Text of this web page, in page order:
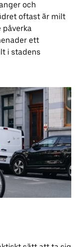
och
oftast är milt
påverka
ett
i stadens